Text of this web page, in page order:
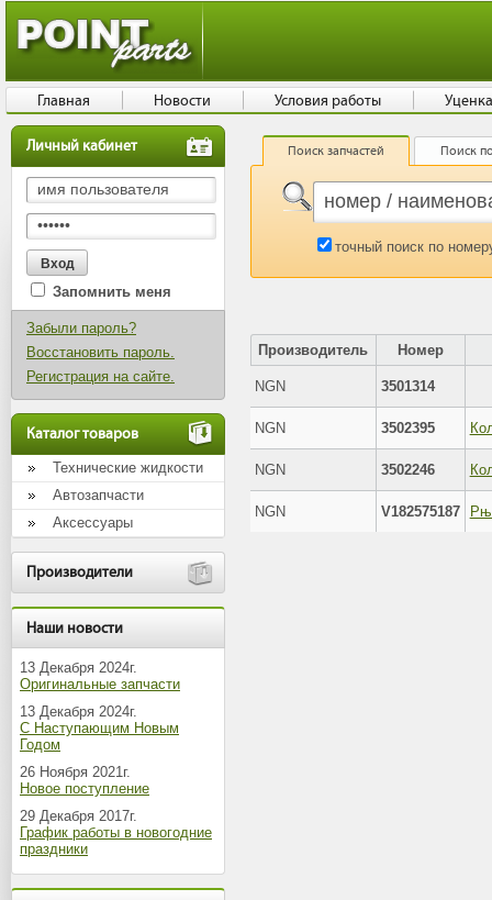
Личный кабинет
Запомнить меня
Забыли пароль?
Восстановить пароль.
Регистрация на сайте.
Каталог товаров
Технические жидкости
Автозапчасти
Аксессуары
Производители
Наши новости
13 Декабря 2024г.
Оригинальные запчасти
13 Декабря 2024г.
С Наступающим Новым
Годом
26 Ноября 2021г.
Новое поступление
29 Декабря 2017г.
График работы в новогодние
праздники
Поиск запчастей Поиск
точный поиск по
Производитель Номер
NGN 3501314
NGN 3502395
NGN 3502246
NGN V182575187
Главная Новости Условия работы